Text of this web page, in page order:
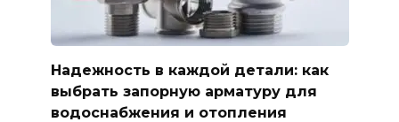
Надежность в каждой детали: как
выбрать запорную арматуру для
водоснабжения и отопления